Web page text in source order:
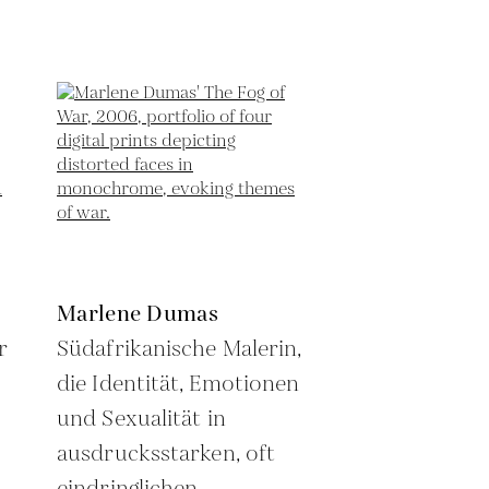
Marlene Dumas
Südafrikanische Malerin,
die Identität, Emotionen
und Sexualität in
ausdrucksstarken, oft